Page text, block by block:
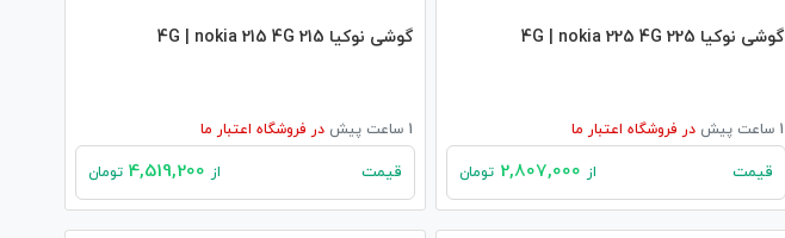
گوشی نوکیا 225 4G | nokia 225 4G
1 ساعت پیش در فروشگاه اعتبار ما
قیمت از تومان
گوشی نوکیا 215 4G | nokia 215 4G
1 ساعت پیش در فروشگاه اعتبار ما
قیمت از تومان